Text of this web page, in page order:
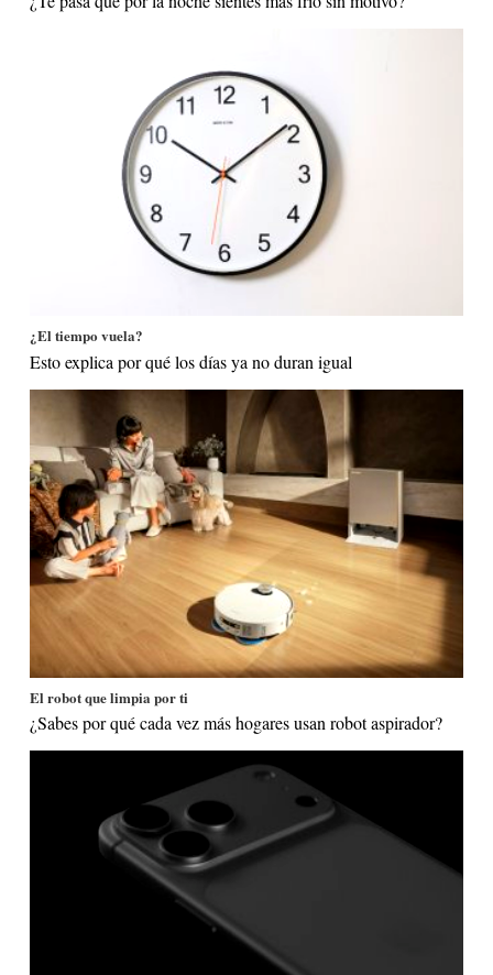
¿El tiempo vuela?
Esto explica por qué los días ya no duran igual
El robot que limpia por ti
¿Sabes por qué cada vez más hogares usan robot aspirador?